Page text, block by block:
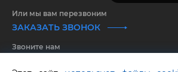
Или мы вам перезвоним
ЗАКАЗАТЬ ЗВОНОК
Звоните нам